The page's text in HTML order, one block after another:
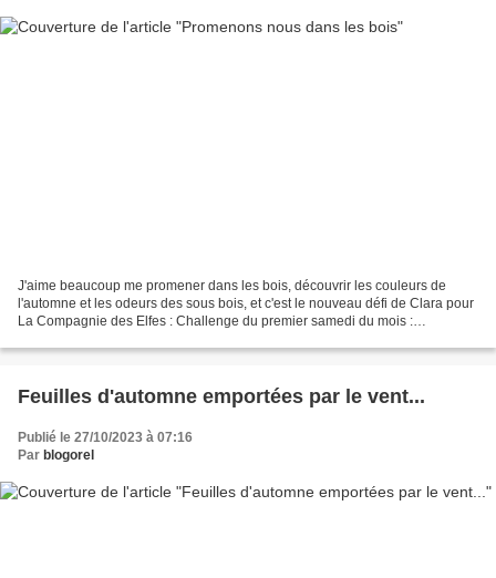
J'aime beaucoup me promener dans les bois, découvrir les couleurs de
l'automne et les odeurs des sous bois, et c'est le nouveau défi de Clara pour
La Compagnie des Elfes : Challenge du premier samedi du mois :
Feuilles d'automne emportées par le vent...
Publié le 27/10/2023 à 07:16
Par blogorel